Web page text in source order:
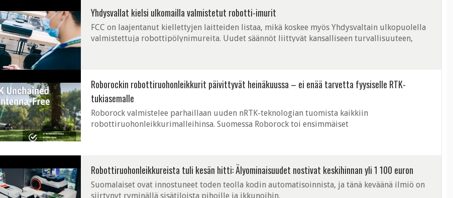
Yhdysvallat kielsi ulkomailla valmistetut robotti-imurit
FCC on laajentanut kiellettyjen laitteiden listaa, mikä koskee myös Yhdysvaltain ulkopuolella
valmistettuja robottipölynimureita. Uudet säännöt liittyvät kansalliseen turvallisuuteen,
Roborockin robottiruohonleikkurit päivittyvät heinäkuussa – ei enää tarvetta fyysiselle RTK-
tukiasemalle
Roborock valmistelee parhaillaan uuden nRTK-teknologian tuomista kaikkiin
robottiruohonleikkurimalleihinsa. Suomessa Roborock toi ensimmäiset
Robottiruohonleikkureista tuli kesän hitti: Älyominaisuudet nostivat keskihinnan yli 1 100 euron
Suomalaiset ovat innostuneet toden teolla kodin automatisoinnista, ja tänä keväänä ilmiö on
siirtynyt ryminällä sisätiloista pihoille ja ikkunoihin.